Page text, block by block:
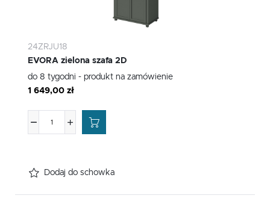
24ZRJU18
EVORA zielona szafa 2D
do 8 tygodni - produkt na zamówienie
1 649,00 zł
Dodaj do schowka